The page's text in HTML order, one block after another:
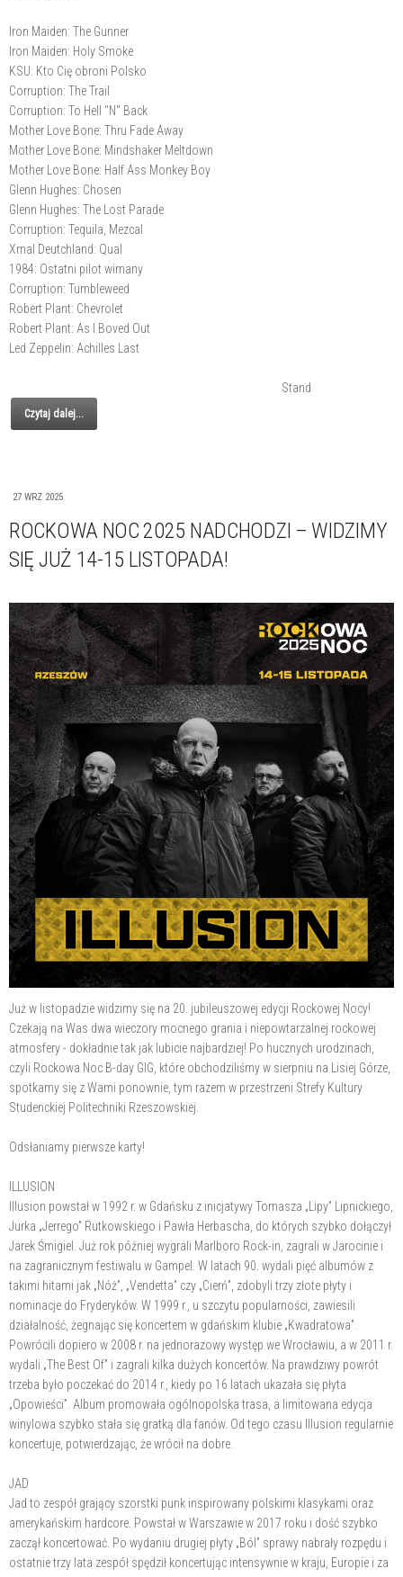
Iron Maiden: The Gunner
Iron Maiden: Holy Smoke
KSU: Kto Cię obroni Polsko
Corruption: The Trail
Corruption: To Hell "N" Back
Mother Love Bone: Thru Fade Away
Mother Love Bone: Mindshaker Meltdown
Mother Love Bone: Half Ass Monkey Boy
Glenn Hughes: Chosen
Glenn Hughes: The Lost Parade
Corruption: Tequila, Mezcal
Xmal Deutchland: Qual
1984: Ostatni pilot wimany
Corruption: Tumbleweed
Robert Plant: Chevrolet
Robert Plant: As I Boved Out
Led Zeppelin: Achilles Last
Stand
Czytaj dalej...
27 WRZ 2025
ROCKOWA NOC 2025 NADCHODZI – WIDZIMY
SIĘ JUŻ 14-15 LISTOPADA!
Już w listopadzie widzimy się na 20. jubileuszowej edycji Rockowej Nocy!
Czekają na Was dwa wieczory mocnego grania i niepowtarzalnej rockowej
atmosfery - dokładnie tak jak lubicie najbardziej! Po hucznych urodzinach,
czyli Rockowa Noc B-day GIG, które obchodziliśmy w sierpniu na Lisiej Górze,
spotkamy się z Wami ponownie, tym razem w przestrzeni Strefy Kultury
Studenckiej Politechniki Rzeszowskiej.
Odsłaniamy pierwsze karty!
ILLUSION
Illusion powstał w 1992 r. w Gdańsku z inicjatywy Tomasza „Lipy” Lipnickiego,
Jurka „Jerrego” Rutkowskiego i Pawła Herbascha, do których szybko dołączył
Jarek Śmigiel. Już rok później wygrali Marlboro Rock-in, zagrali w Jarocinie i
na zagranicznym festiwalu w Gampel. W latach 90. wydali pięć albumów z
takimi hitami jak „Nóż”, „Vendetta” czy „Cierń”, zdobyli trzy złote płyty i
nominacje do Fryderyków. W 1999 r., u szczytu popularności, zawiesili
działalność, żegnając się koncertem w gdańskim klubie „Kwadratowa”.
Powrócili dopiero w 2008 r. na jednorazowy występ we Wrocławiu, a w 2011 r.
wydali „The Best Of” i zagrali kilka dużych koncertów. Na prawdziwy powrót
trzeba było poczekać do 2014 r., kiedy po 16 latach ukazała się płyta
„Opowieści”. Album promowała ogólnopolska trasa, a limitowana edycja
winylowa szybko stała się gratką dla fanów. Od tego czasu Illusion regularnie
koncertuje, potwierdzając, że wrócił na dobre.
JAD
Jad to zespół grający szorstki punk inspirowany polskimi klasykami oraz
amerykańskim hardcore. Powstał w Warszawie w 2017 roku i dość szybko
zaczął koncertować. Po wydaniu drugiej płyty „Ból” sprawy nabrały rozpędu i
ostatnie trzy lata zespół spędził koncertując intensywnie w kraju, Europie i za